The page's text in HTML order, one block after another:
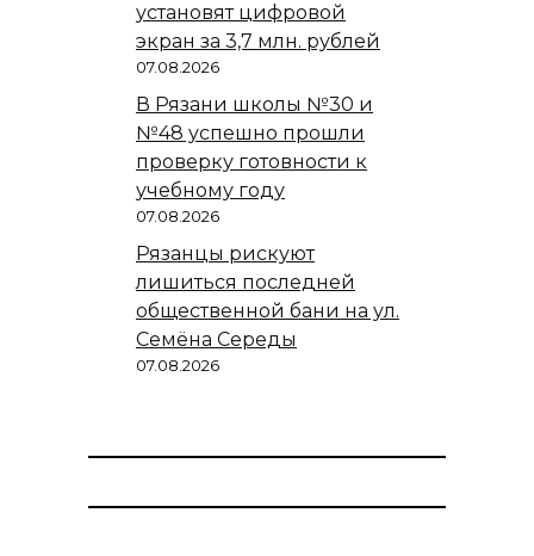
установят цифровой
экран за 3,7 млн. рублей
07.08.2026
В Рязани школы №30 и
№48 успешно прошли
проверку готовности к
учебному году
07.08.2026
Рязанцы рискуют
лишиться последней
общественной бани на ул.
Семёна Середы
07.08.2026